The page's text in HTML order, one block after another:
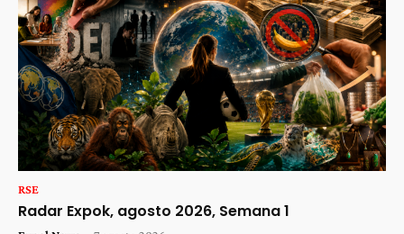
RSE
Radar Expok, agosto 2026, Semana 1